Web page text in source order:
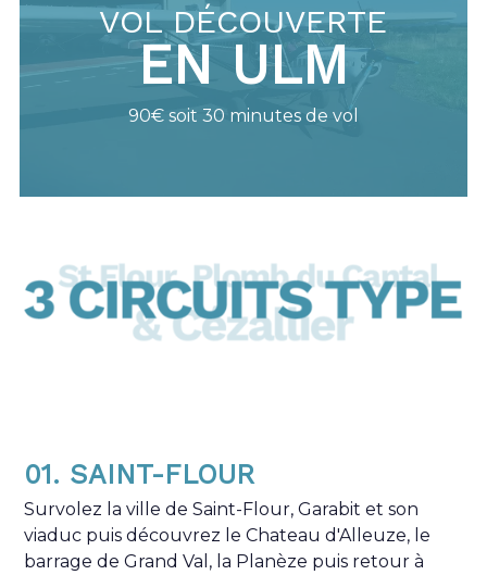
VOL DÉCOUVERTE
EN ULM
90€ soit 30 minutes de vol
01. SAINT-FLOUR
Survolez la ville de Saint-Flour, Garabit et son
viaduc puis découvrez le Chateau d'Alleuze, le
barrage de Grand Val, la Planèze puis retour à